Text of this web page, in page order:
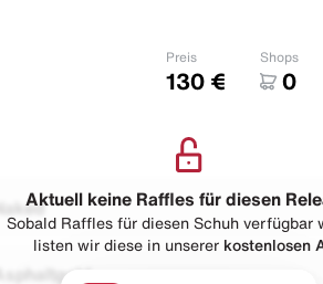
Preis
130 €
Shops
0
Naked
Asphaltgold
Aktuell keine Raffles für diesen
Sobald Raffles für diesen Schuh verfügbar
listen wir diese in unserer kostenlosen